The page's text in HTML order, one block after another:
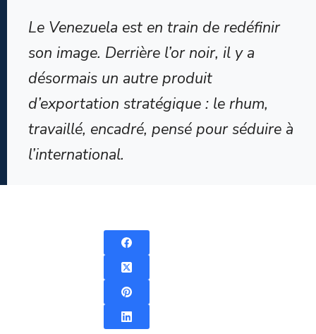
Le Venezuela est en train de redéfinir
son image. Derrière l’or noir, il y a
désormais un autre produit
d’exportation stratégique : le rhum,
travaillé, encadré, pensé pour séduire à
l’international.